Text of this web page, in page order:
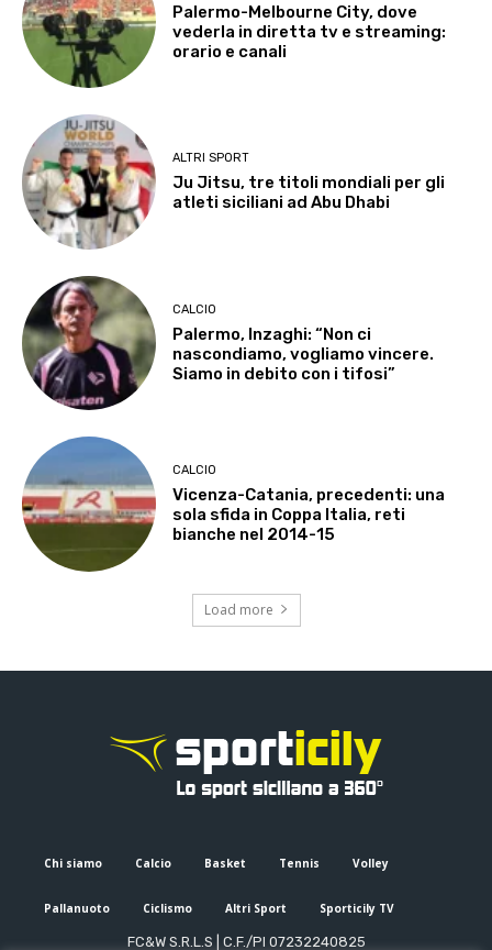
Palermo-Melbourne City, dove
vederla in diretta tv e streaming:
orario e canali
ALTRI SPORT
Ju Jitsu, tre titoli mondiali per gli
atleti siciliani ad Abu Dhabi
CALCIO
Palermo, Inzaghi: “Non ci
nascondiamo, vogliamo vincere.
Siamo in debito con i tifosi”
CALCIO
Vicenza-Catania, precedenti: una
sola sfida in Coppa Italia, reti
bianche nel 2014-15
Load more
Chi siamo Calcio Basket Tennis Volley
Pallanuoto Ciclismo Altri Sport Sporticily TV
FC&W S.R.L.S | C.F./PI 07232240825